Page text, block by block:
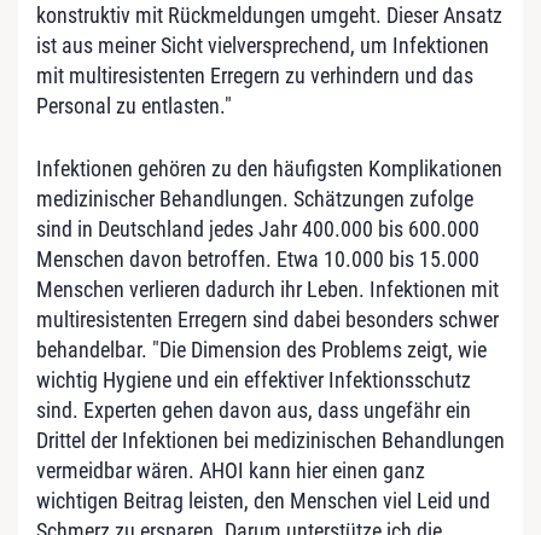
konstruktiv mit Rückmeldungen umgeht. Dieser Ansatz
ist aus meiner Sicht vielversprechend, um Infektionen
mit multiresistenten Erregern zu verhindern und das
Personal zu entlasten."
Infektionen gehören zu den häufigsten Komplikationen
medizinischer Behandlungen. Schätzungen zufolge
sind in Deutschland jedes Jahr 400.000 bis 600.000
Menschen davon betroffen. Etwa 10.000 bis 15.000
Menschen verlieren dadurch ihr Leben. Infektionen mit
multiresistenten Erregern sind dabei besonders schwer
behandelbar. "Die Dimension des Problems zeigt, wie
wichtig Hygiene und ein effektiver Infektionsschutz
sind. Experten gehen davon aus, dass ungefähr ein
Drittel der Infektionen bei medizinischen Behandlungen
vermeidbar wären. AHOI kann hier einen ganz
wichtigen Beitrag leisten, den Menschen viel Leid und